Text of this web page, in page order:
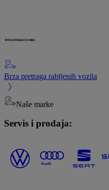
Brza pretraga rabljenih vozila
Naše marke
Servis i prodaja: